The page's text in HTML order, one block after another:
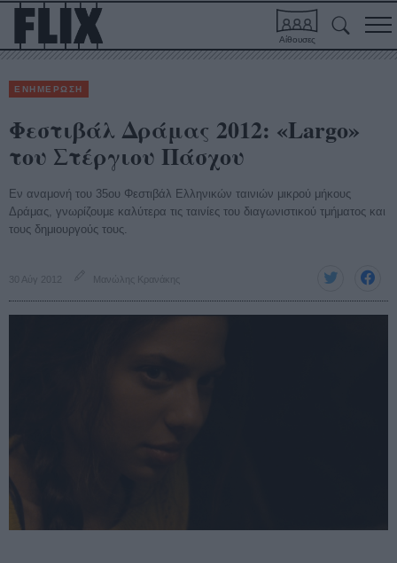
Αίθουσες
ΕΝΗΜΕΡΩΣΗ
Φεστιβάλ Δράμας 2012: «Largo»
του Στέργιου Πάσχου
Εν αναμονή του 35ου Φεστιβάλ Ελληνικών ταινιών μικρού μήκους
Δράμας, γνωρίζουμε καλύτερα τις ταινίες του διαγωνιστικού τμήματος και
τους δημιουργούς τους.
30 Αύγ 2012 Μανώλης Κρανάκης